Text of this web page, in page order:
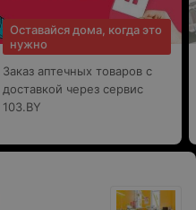
Оставайся дома, когда это
нужно
Заказ аптечных товаров с
доставкой через сервис
103.BY